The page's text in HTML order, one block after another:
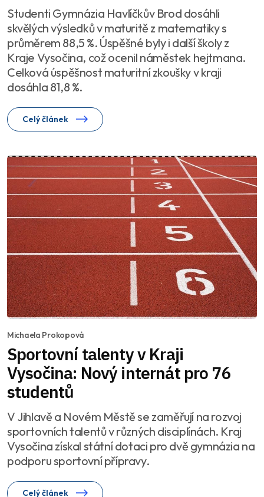
Studenti Gymnázia Havlíčkův Brod dosáhli
skvělých výsledků v maturitě z matematiky s
průměrem 88,5 %. Úspěšné byly i další školy z
Kraje Vysočina, což ocenil náměstek hejtmana.
Celková úspěšnost maturitní zkoušky v kraji
dosáhla 81,8 %.
Celý článek
Michaela Prokopová
Sportovní talenty v Kraji
Vysočina: Nový internát pro 76
studentů
V Jihlavě a Novém Městě se zaměřují na rozvoj
sportovních talentů v různých disciplínách. Kraj
Vysočina získal státní dotaci pro dvě gymnázia na
podporu sportovní přípravy.
Celý článek